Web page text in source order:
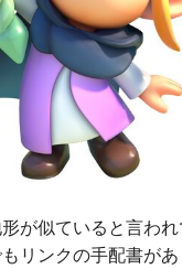
が似ていると言わ
リンクの手配書が